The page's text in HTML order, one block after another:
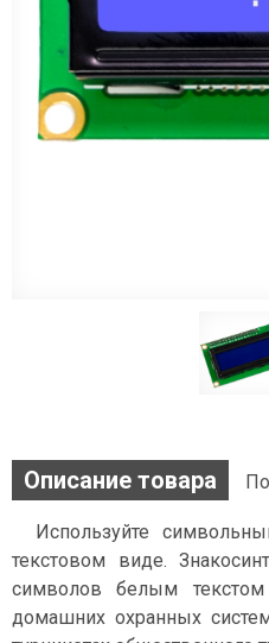
Описание товара
Используйте
текстовом виде.
символов белым
домашних охранных